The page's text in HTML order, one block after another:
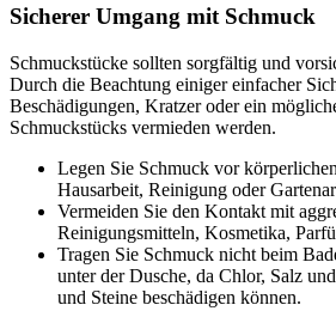
Sicherer Umgang mit Schmuck
Schmuckstücke sollten sorgfältig und
Durch die Beachtung einiger einfacher
Beschädigungen, Kratzer oder ein
Schmuckstücks vermieden werden.
Legen Sie Schmuck vor
Hausarbeit, Reinigung oder
Vermeiden Sie den Kontakt mit
Reinigungsmitteln, Kosmetika,
Tragen Sie Schmuck nicht beim
unter der Dusche, da Chlor, Salz
und Steine beschädigen können.